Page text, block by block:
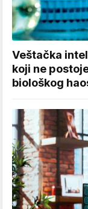
Veštačka
koji ne
biološkog